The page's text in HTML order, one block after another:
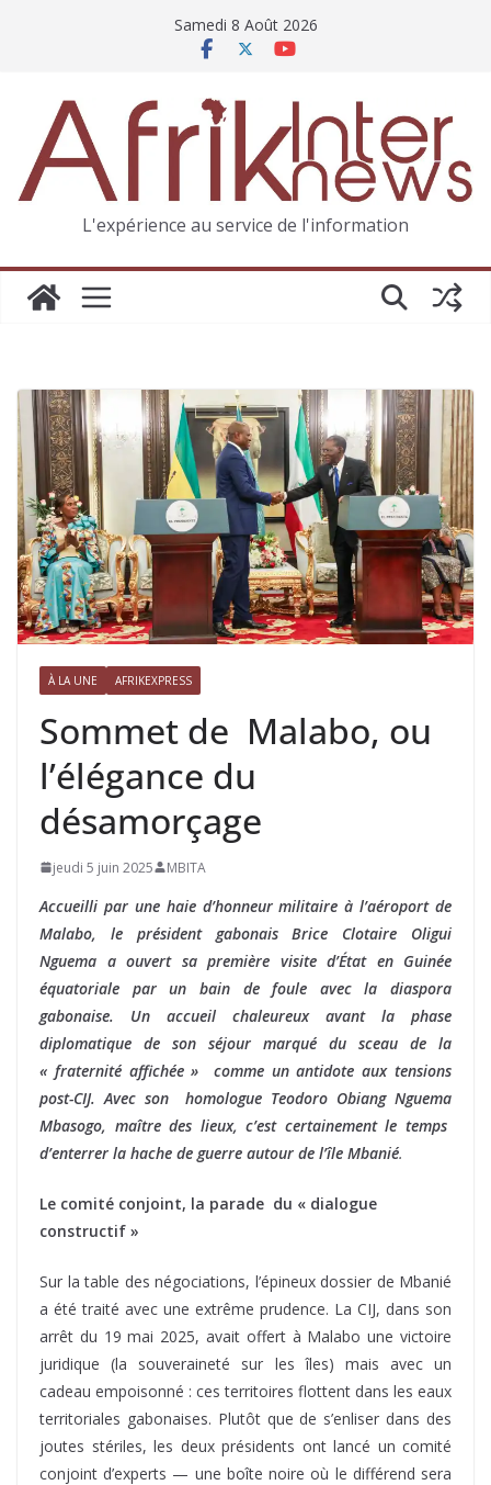
Samedi 8 Août 2026
L'expérience au service de l'information
À LA UNE AFRIKEXPRESS
Sommet de Malabo, ou
l’élégance du
désamorçage
jeudi 5 juin 2025 MBITA
Accueilli par une haie d’honneur militaire à l’aéroport de
Malabo, le président gabonais Brice Clotaire Oligui
Nguema a ouvert sa première visite d’État en Guinée
équatoriale par un bain de foule avec la diaspora
gabonaise. Un accueil chaleureux avant la phase
diplomatique de son séjour marqué du sceau de la
« fraternité affichée » comme un antidote aux tensions
post-CIJ. Avec son homologue Teodoro Obiang Nguema
Mbasogo, maître des lieux, c’est certainement le temps
d’enterrer la hache de guerre autour de l’île Mbanié.
Le comité conjoint, la parade du « dialogue
constructif »
Sur la table des négociations, l’épineux dossier de Mbanié
a été traité avec une extrême prudence. La CIJ, dans son
arrêt du 19 mai 2025, avait offert à Malabo une victoire
juridique (la souveraineté sur les îles) mais avec un
cadeau empoisonné : ces territoires flottent dans les eaux
territoriales gabonaises. Plutôt que de s’enliser dans des
joutes stériles, les deux présidents ont lancé un comité
conjoint d’experts — une boîte noire où le différend sera